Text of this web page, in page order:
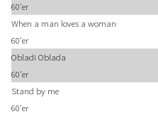
60'er
When a man loves a woman
60'er
Obladi Oblada
60'er
Stand by me
60'er